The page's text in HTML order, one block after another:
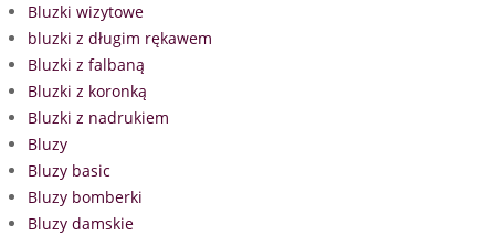
Bluzki wizytowe
bluzki z długim rękawem
Bluzki z falbaną
Bluzki z koronką
Bluzki z nadrukiem
Bluzy
Bluzy basic
Bluzy bomberki
Bluzy damskie